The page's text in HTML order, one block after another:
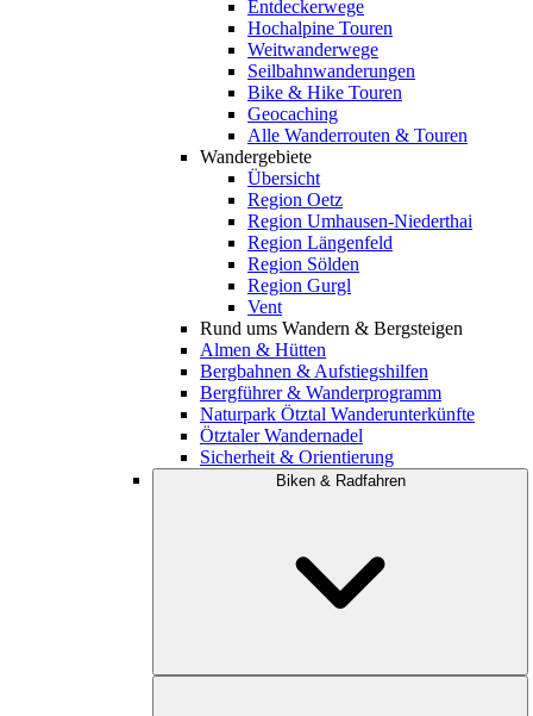
Entdeckerwege
Hochalpine Touren
Weitwanderwege
Seilbahnwanderungen
Bike & Hike Touren
Geocaching
Alle Wanderrouten & Touren
Wandergebiete
Übersicht
Region Oetz
Region Umhausen-Niederthai
Region Längenfeld
Region Sölden
Region Gurgl
Vent
Rund ums Wandern & Bergsteigen
Almen & Hütten
Bergbahnen & Aufstiegshilfen
Bergführer & Wanderprogramm
Naturpark Ötztal Wanderunterkünfte
Ötztaler Wandernadel
Sicherheit & Orientierung
Biken & Radfahren